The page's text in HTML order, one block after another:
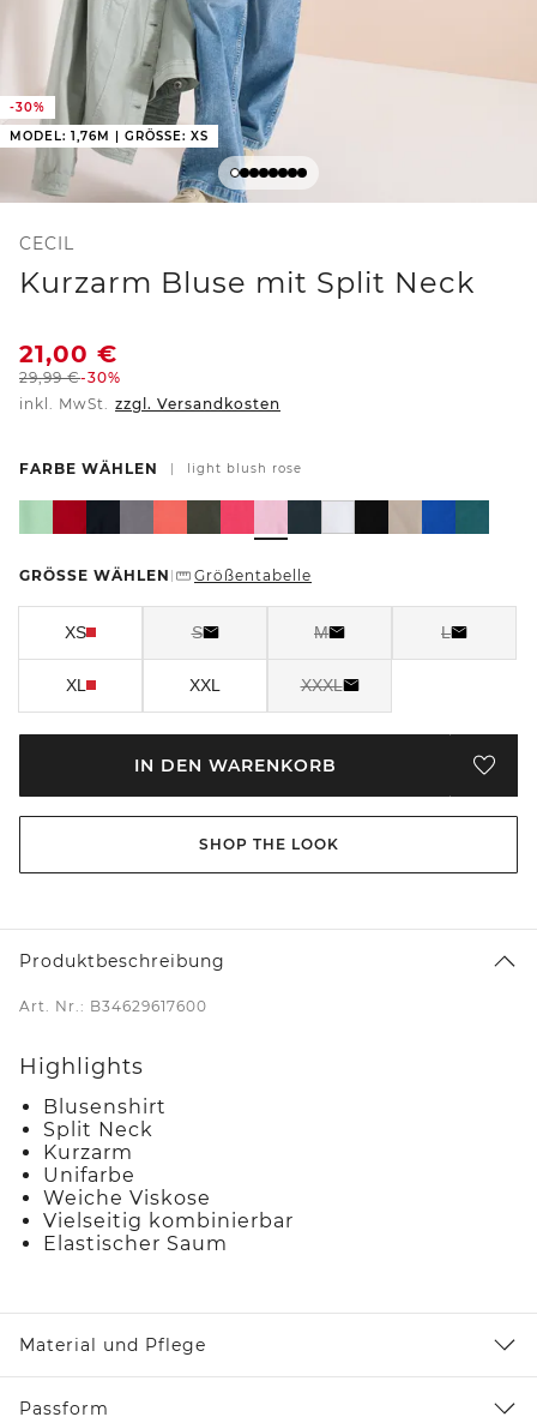
-30%
MODEL: 1,76M | GRÖSSE: XS
CECIL
Kurzarm Bluse mit Split Neck
21,00 €
29,99€-30%
inkl. MwSt. zzgl. Versandkosten
FARBE WÄHLEN light blush rose
GRÖSSE WÄHLEN Größentabelle
XS S M L
XL XXL XXXL
IN DEN WARENKORB
SHOP THE LOOK
Produktbeschreibung
Art. Nr.: B34629617600
Highlights
Blusenshirt
Split Neck
Kurzarm
Unifarbe
Weiche Viskose
Vielseitig kombinierbar
Elastischer Saum
Material und Pflege
Passform